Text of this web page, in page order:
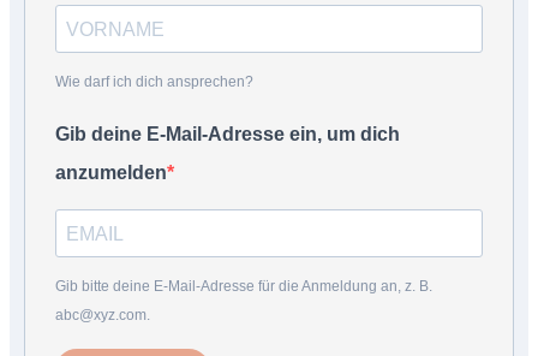
Wie darf ich dich ansprechen?
Gib deine E-Mail-Adresse ein, um dich
anzumelden
Gib bitte deine E-Mail-Adresse für die Anmeldung an, z. B.
abc@xyz.com.